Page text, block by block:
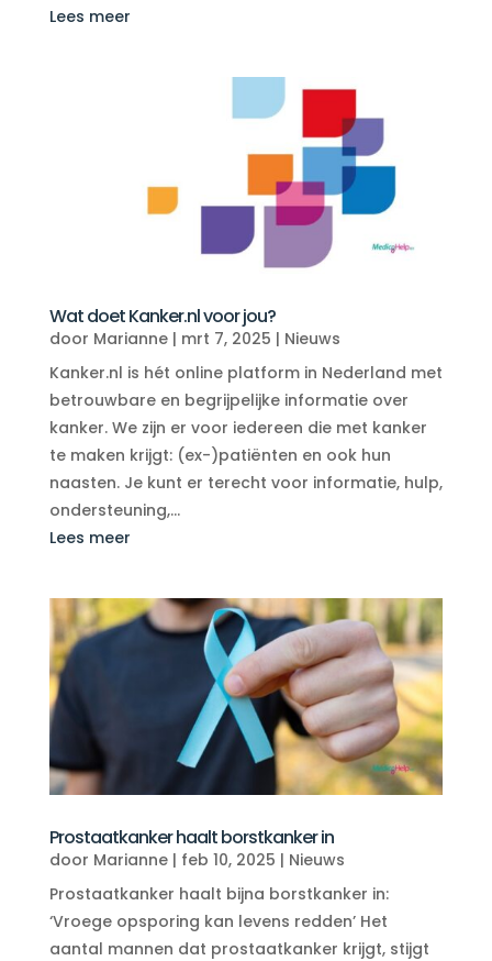
Lees meer
Wat doet Kanker.nl voor jou?
door Marianne| mrt 7, 2025 | Nieuws
Kanker.nl is hét online platform in Nederland met
betrouwbare en begrijpelijke informatie over
kanker. We zijn er voor iedereen die met kanker
te maken krijgt: (ex-)patiënten en ook hun
naasten. Je kunt er terecht voor informatie, hulp,
ondersteuning,...
Lees meer
Prostaatkanker haalt borstkanker in
door Marianne| feb 10, 2025 | Nieuws
Prostaatkanker haalt bijna borstkanker in:
‘Vroege opsporing kan levens redden’ Het
aantal mannen dat prostaatkanker krijgt, stijgt